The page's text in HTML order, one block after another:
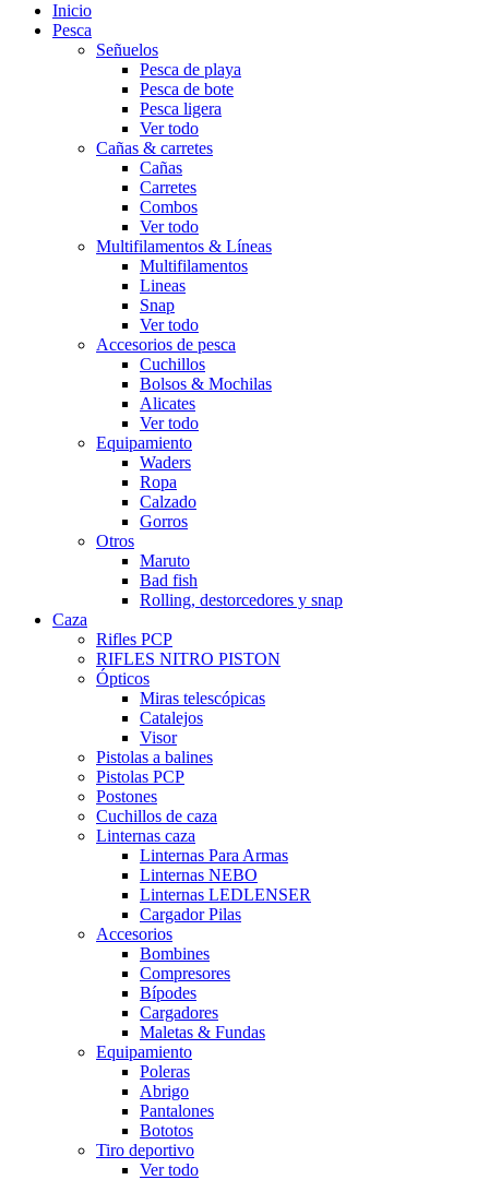
Inicio
Pesca
Señuelos
Pesca de playa
Pesca de bote
Pesca ligera
Ver todo
Cañas & carretes
Cañas
Carretes
Combos
Ver todo
Multifilamentos & Líneas
Multifilamentos
Lineas
Snap
Ver todo
Accesorios de pesca
Cuchillos
Bolsos & Mochilas
Alicates
Ver todo
Equipamiento
Waders
Ropa
Calzado
Gorros
Otros
Maruto
Bad fish
Rolling, destorcedores y snap
Caza
Rifles PCP
RIFLES NITRO PISTON
Ópticos
Miras telescópicas
Catalejos
Visor
Pistolas a balines
Pistolas PCP
Postones
Cuchillos de caza
Linternas caza
Linternas Para Armas
Linternas NEBO
Linternas LEDLENSER
Cargador Pilas
Accesorios
Bombines
Compresores
Bípodes
Cargadores
Maletas & Fundas
Equipamiento
Poleras
Abrigo
Pantalones
Bototos
Tiro deportivo
Ver todo